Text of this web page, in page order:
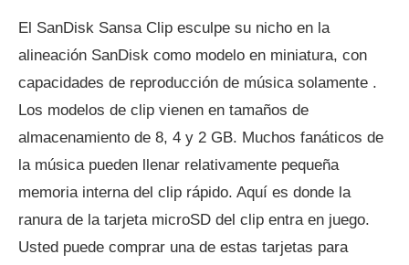
El SanDisk Sansa Clip esculpe su nicho en la
alineación SanDisk como modelo en miniatura, con
capacidades de reproducción de música solamente .
Los modelos de clip vienen en tamaños de
almacenamiento de 8, 4 y 2 GB. Muchos fanáticos de
la música pueden llenar relativamente pequeña
memoria interna del clip rápido. Aquí es donde la
ranura de la tarjeta microSD del clip entra en juego.
Usted puede comprar una de estas tarjetas para